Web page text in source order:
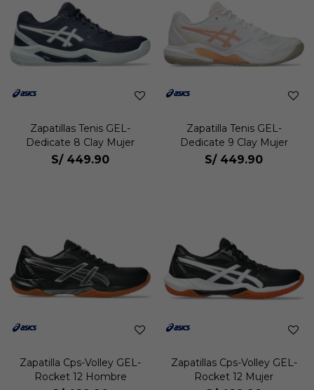
Zapatillas Tenis GEL-
Dedicate 8 Clay Mujer
S/ 449.90
Zapatilla Tenis GEL-
Dedicate 9 Clay Mujer
S/ 449.90
Zapatilla Cps-Volley GEL-
Rocket 12 Hombre
Zapatillas Cps-Volley GEL-
Rocket 12 Mujer